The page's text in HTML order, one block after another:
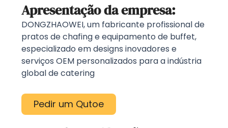
Apresentação da empresa:
DONGZHAOWEI, um fabricante profissional de
pratos de chafing e equipamento de buffet,
especializado em designs inovadores e
serviços OEM personalizados para a indústria
global de catering
Pedir um Qutoe